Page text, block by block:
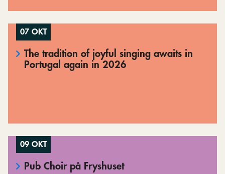
07 OKT
The tradition of joyful singing awaits in
Portugal again in 2026
09 OKT
Pub Choir på Fryshuset